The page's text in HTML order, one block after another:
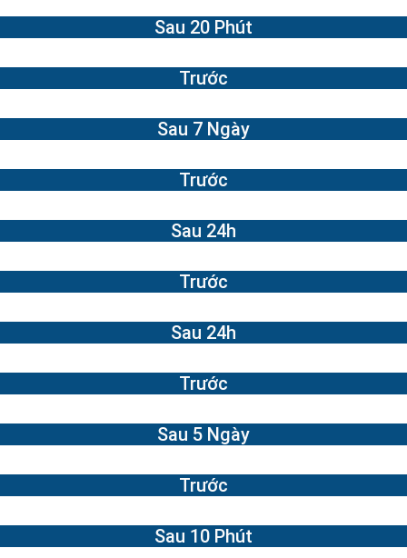
Sau 20 Phút
Trước
Sau 7 Ngày
Trước
Sau 24h
Trước
Sau 24h
Trước
Sau 5 Ngày
Trước
Sau 10 Phút